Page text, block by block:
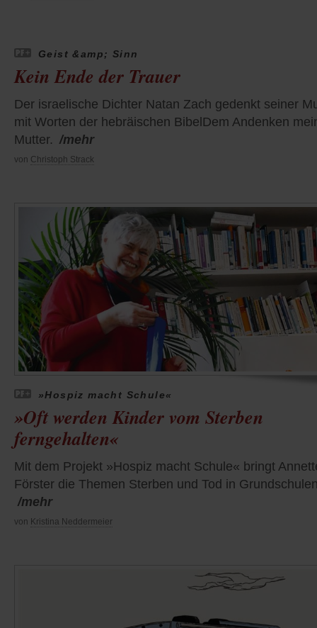
Geist &amp; Sinn
Kein Ende der Trauer
Der israelische Dichter Natan Zach gedenkt seiner
mit Worten der hebräischen BibelDem Andenken
Mutter. /mehr
von Christoph Strack
»Hospiz macht Schule«
»Oft werden Kinder vom Sterben
ferngehalten«
Mit dem Projekt »Hospiz macht Schule« bringt
Förster die Themen Sterben und Tod in
/mehr
von Kristina Neddermeier